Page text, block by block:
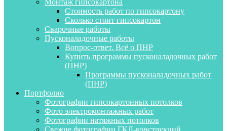
Монтаж гипсокартона
Стоимость работ по гипсокартону
Сколько стоит гипсокартон
Сварочные работы
Пусконаладочные работы
Вопрос-ответ. Всё о ПНР
Купить программы пусконаладочных работ
(ПНР)
Программы пусконаладочных работ
(ПНР)
Портфолио
Фотографии гипсокартонных потолков
Фото электромонтажных работ
Фотографии натяжных потолков
Свежие фотографии ГКЛ-конструкций